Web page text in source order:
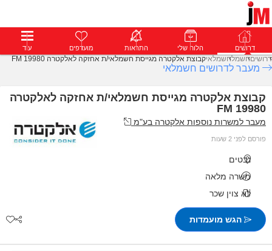
דרושים פרופילים הודעות פרימיום דרושים הלוח שלי התראות מועדפים עוד
דרושיםחשמלחשמלאיקבוצת אלקטרה מגייסת חשמלאי/ת אחזקה לאלקטרה FM 19980
מעבר לדרושים חשמלאי
קבוצת אלקטרה מגייסת חשמלאי/ת אחזקה לאלקטרה
FM 19980
מעבר למשרות נוספות אלקטרה בע"מ
פורסם לפני 2 שעות
נבטים
משרה מלאה
לא צוין שכר
הגש מועמדות